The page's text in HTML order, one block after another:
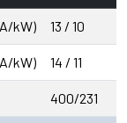
kW) 13 / 10
kW) 14 / 11
400/231